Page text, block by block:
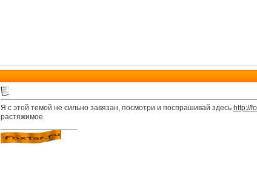
Я с этой темой не сильно завязан, посмотри и поспрашивай здесь http://
растяжимое.